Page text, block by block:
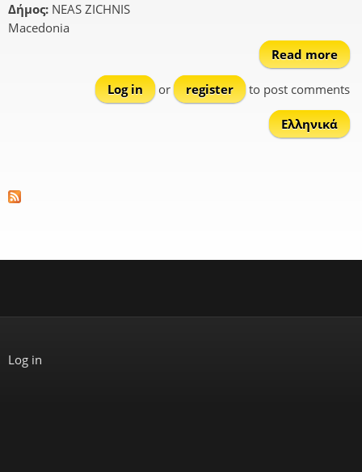
Δήμος: NEAS ZICHNIS
Macedonia
Read more
Log in
or register to post comments
Ελληνικά
Log in